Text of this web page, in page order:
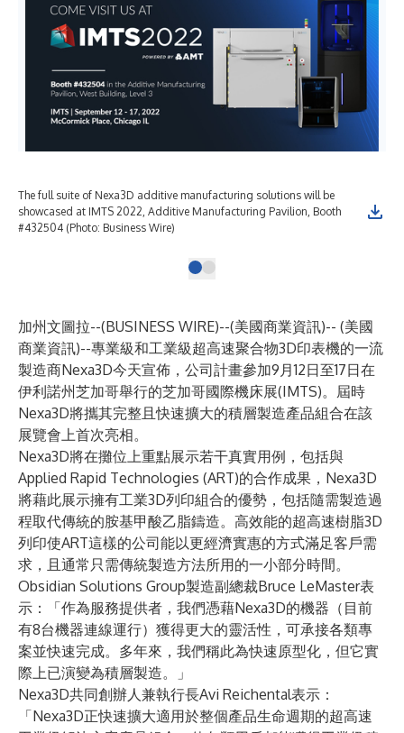
The full suite of Nexa3D additive manufacturing solutions will be
showcased at IMTS 2022, Additive Manufacturing Pavilion, Booth
#432504 (Photo: Business Wire)
加州文圖拉--(BUSINESS WIRE)--(美國商業資訊)-- (美國
商業資訊)--專業級和工業級超高速聚合物3D印表機的一流
製造商Nexa3D今天宣佈，公司計畫參加9月12日至17日在
伊利諾州芝加哥舉行的芝加哥國際機床展(IMTS)。屆時
Nexa3D將攜其完整且快速擴大的積層製造產品組合在該
展覽會上首次亮相。
Nexa3D將在攤位上重點展示若干真實用例，包括與
Applied Rapid Technologies (ART)的合作成果，Nexa3D
將藉此展示擁有工業3D列印組合的優勢，包括隨需製造過
程取代傳統的胺基甲酸乙脂鑄造。高效能的超高速樹脂3D
列印使ART這樣的公司能以更經濟實惠的方式滿足客戶需
求，且通常只需傳統製造方法所用的一小部分時間。
Obsidian Solutions Group製造副總裁Bruce LeMaster表
示：「作為服務提供者，我們憑藉Nexa3D的機器（目前
有8台機器連線運行）獲得更大的靈活性，可承接各類專
案並快速完成。多年來，我們稱此為快速原型化，但它實
際上已演變為積層製造。」
Nexa3D共同創辦人兼執行長Avi Reichental表示：
「Nexa3D正快速擴大適用於整個產品生命週期的超高速